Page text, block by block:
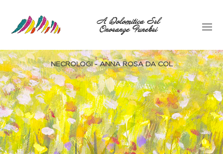
A Dolomitica Srl
Onoranze Funebri
NECROLOGI - ANNA ROSA DA COL